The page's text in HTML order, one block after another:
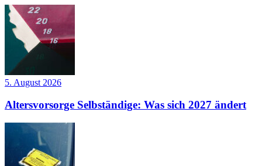
5. August 2026
Altersvorsorge Selbständige: Was sich 2027 ändert